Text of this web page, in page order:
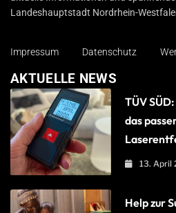
Landeshauptstadt Nordrhein-
Impressum Datenschutz
AKTUELLE NEWS
TÜV
das
13. April
Help zur